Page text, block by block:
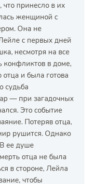
принесло в их
женщиной с
Она не
с первых дней
несмотря на все
конфликтов в доме,
и была готова
судьба
— при загадочных
Это событие
Потеряв отца,
рушится. Однако
ее душе
отца не была
в стороне, Лейла
чтобы